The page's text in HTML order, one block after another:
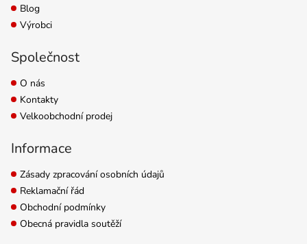
Blog
Výrobci
Společnost
O nás
Kontakty
Velkoobchodní prodej
Informace
Zásady zpracování osobních údajů
Reklamační řád
Obchodní podmínky
Obecná pravidla soutěží